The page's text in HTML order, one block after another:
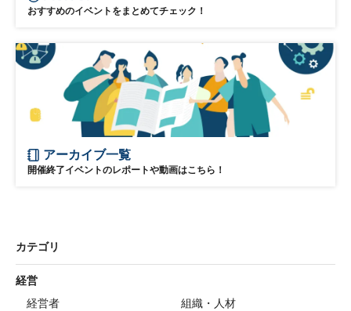
おすすめのイベントをまとめてチェック！
アーカイブ一覧
開催終了イベントのレポートや動画はこちら！
カテゴリ
経営
経営者
組織・人材